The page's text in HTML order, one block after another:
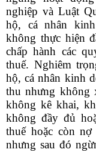
nghiệp và Luật
hộ, cá nhân
không thực hiện
chấp hành các
thuế. Nghiêm
hộ, cá nhân kinh
thu nhưng không
không kê khai,
không đầy đủ
thuế hoặc còn
nhưng sau đó